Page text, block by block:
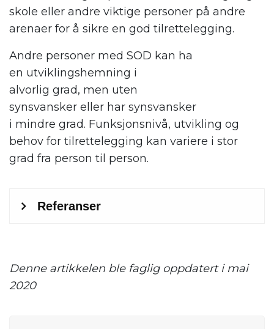
skole eller andre viktige personer på andre
arenaer for å sikre en god tilrette legging.
Andre personer med SOD kan ha
en utviklingshemning i
alvorlig grad, men uten
synsvansker eller har synsvansker
i mindre grad. Funksjonsnivå, utvikling og
behov for tilrettelegging kan variere i stor
grad fra person til person.
Denne artikkelen ble faglig oppdatert i mai
2020